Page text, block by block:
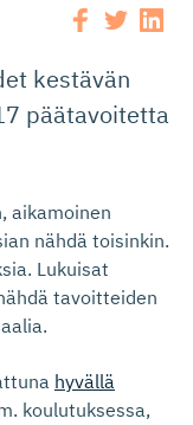
kestävän
päätavoitetta
aikamoinen
nähdä toisinkin.
Lukuisat
tavoitteiden
hyvällä
koulutuksessa,